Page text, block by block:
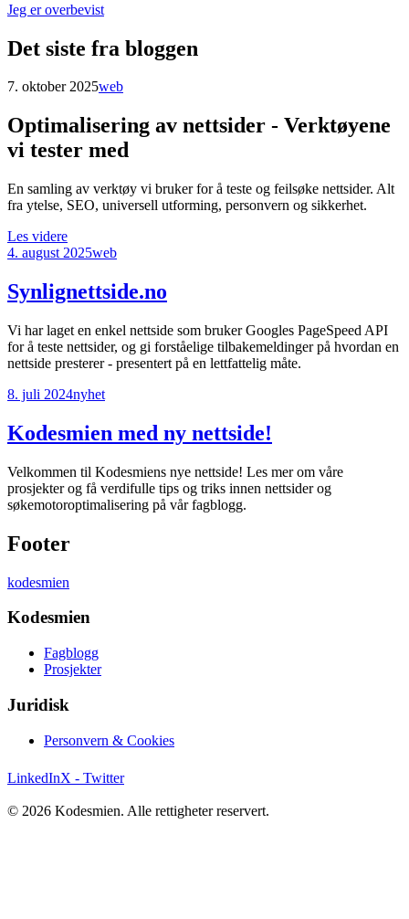
Jeg er overbevist
Det siste fra bloggen
7. oktober 2025web
Optimalisering av nettsider - Verktøyene
vi tester med
En samling av verktøy vi bruker for å teste og feilsøke nettsider. Alt
fra ytelse, SEO, universell utforming, personvern og sikkerhet.
Les videre
4. august 2025web
Synlignettside.no
Vi har laget en enkel nettside som bruker Googles PageSpeed API
for å teste nettsider, og gi forståelige tilbakemeldinger på hvordan en
nettside presterer - presentert på en lettfattelig måte.
8. juli 2024nyhet
Kodesmien med ny nettside!
Velkommen til Kodesmiens nye nettside! Les mer om våre
prosjekter og få verdifulle tips og triks innen nettsider og
søkemotoroptimalisering på vår fagblogg.
Footer
kodesmien
Kodesmien
Fagblogg
Prosjekter
Juridisk
Personvern & Cookies
LinkedInX - Twitter
© 2026 Kodesmien. Alle rettigheter reservert.